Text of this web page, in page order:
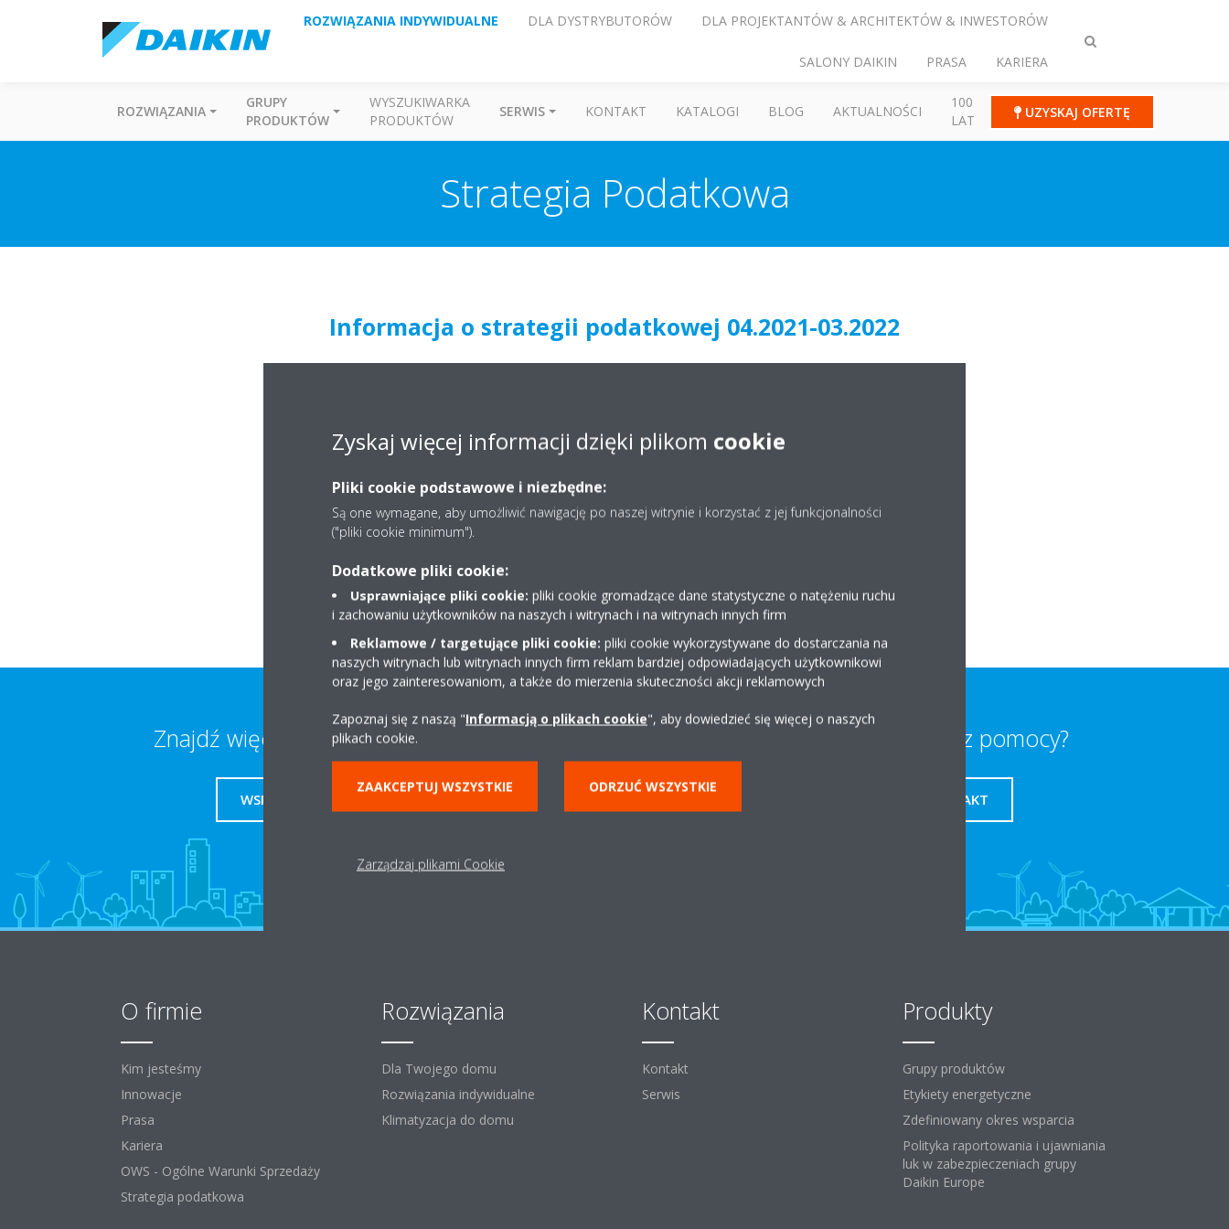
Przełącz
ROZWIĄZANIA INDYWIDUALNE DLA DYSTRYBUTORÓW DLA PROJEKTANTÓW & ARCHITEKTÓW & INWESTORÓW
SALONY DAIKIN PRASA KARIERA
ROZWIĄZANIA
GRUPY
PRODUKTÓW
WYSZUKIWARKA
PRODUKTÓW
SERWIS KONTAKT KATALOGI BLOG AKTUALNOŚCI
100
LAT
UZYSKAJ OFERTĘ
Strategia Podatkowa
Informacja o strategii podatkowej 04.2021-03.2022
Informacja o strategii podatkowej 04.2023-03.2024
Znajdź więcej informacji
WSPARCIE
Dystrybutor w okolicy Potrzebujesz pomocy?
KONTAKT
O firmie
Kim jesteśmy
Innowacje
Prasa
Kariera
OWS - Ogólne Warunki Sprzedaży
Strategia podatkowa
Rozwiązania
Dla Twojego domu
Rozwiązania indywidualne
Klimatyzacja do domu
Kontakt
Kontakt
Serwis
Produkty
Grupy produktów
Etykiety energetyczne
Zdefiniowany okres wsparcia
Polityka raportowania i ujawniania
luk w zabezpieczeniach grupy
Daikin Europe
Zyskaj więcej informacji dzięki plikom cookie
Pliki cookie podstawowe i niezbędne:
Są one wymagane, aby umożliwić nawigację po naszej witrynie i korzystać z jej funkcjonalności
("pliki cookie minimum").
Dodatkowe pliki cookie:
Usprawniające pliki cookie: pliki cookie gromadzące dane statystyczne o natężeniu ruchu
i zachowaniu użytkowników na naszych i witrynach i na witrynach innych firm
Reklamowe / targetujące pliki cookie: pliki cookie wykorzystywane do dostarczania na
naszych witrynach lub witrynach innych firm reklam bardziej odpowiadających użytkownikowi
oraz jego zainteresowaniom, a także do mierzenia skuteczności akcji reklamowych
Zapoznaj się z naszą "Informacją o plikach cookie", aby dowiedzieć się więcej o naszych
plikach cookie.
ZAAKCEPTUJ WSZYSTKIE ODRZUĆ WSZYSTKIE
Zarządzaj plikami Cookie